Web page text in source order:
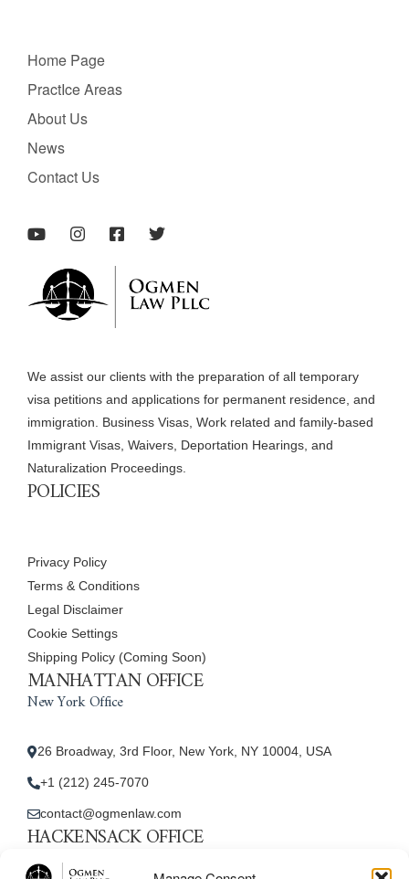
Home Page
PractIce Areas
About Us
News
Contact Us
We assist our clients with the preparation of all temporary
visa petitions and applications for permanent residence, and
immigration. Business Visas, Work related and family-based
Immigrant Visas, Waivers, Deportation Hearings, and
Naturalization Proceedings.
POLICIES
Privacy Policy
Terms & Conditions
Legal Disclaimer
Cookie Settings
Shipping Policy (Coming Soon)
MANHATTAN OFFICE
New York Office
26 Broadway, 3rd Floor, New York, NY 10004, USA
+1 (212) 245-7070
contact@ogmenlaw.com
HACKENSACK OFFICE
New Jersey Office